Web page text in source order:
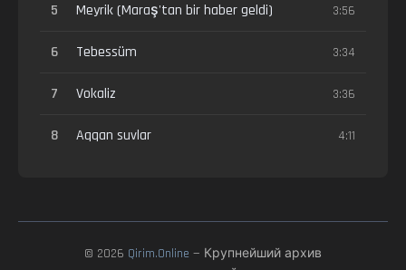
5 Meyrik (Maraş'tan bir haber geldi) 3:56
6 Tebessüm 3:34
7 Vokaliz 3:36
8 Aqqan suvlar 4:11
© 2026 Qirim.Online — Крупнейший архив